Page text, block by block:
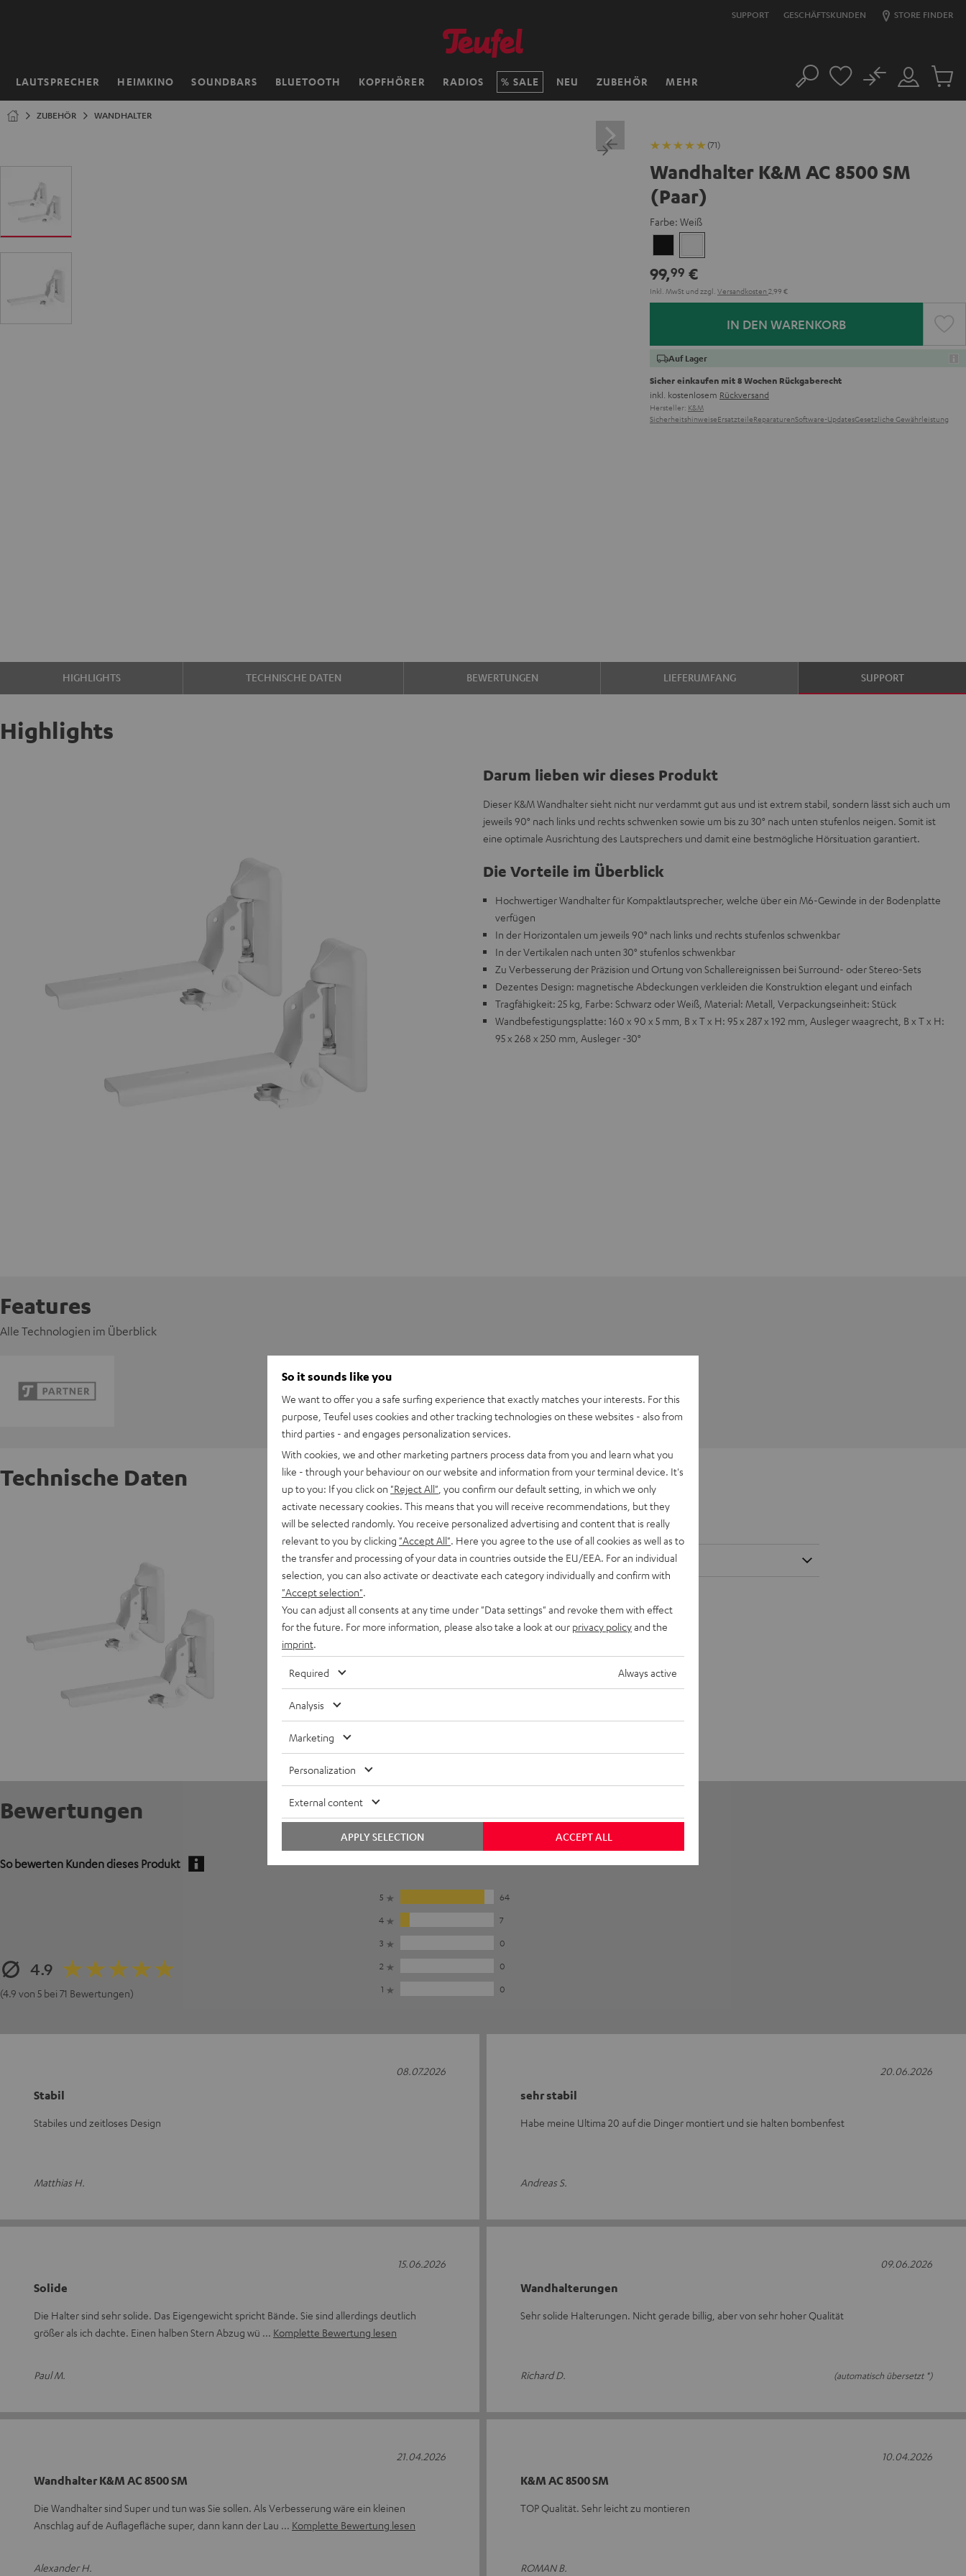
SUPPORT GESCHÄFTSKUNDEN STORE FINDER
LAUTSPRECHER HEIMKINO SOUNDBARS BLUETOOTH KOPFHÖRER RADIOS SALE NEU ZUBEHÖR MEHR
Startseite Suche
Mein
Konto
No
Artikel
ZUBEHÖR WANDHALTER
(71)
Wandhalter K&M AC 8500 SM
(Paar)
Farbe: Weiß
99,99 €
Inkl. MwSt und zzgl. Versandkosten 2,99 €
IN DEN WARENKORB
Auf Lager
Sicher einkaufen mit 8 Wochen Rückgaberecht
inkl. kostenlosem Rückversand
Hersteller: K&M
SicherheitshinweiseErsatzteileReparaturenSoftware-UpdatesGesetzliche Gewährleistung
HIGHLIGHTS TECHNISCHE DATEN BEWERTUNGEN LIEFERUMFANG SUPPORT
Highlights
Darum lieben wir dieses Produkt
Dieser K&M Wandhalter sieht nicht nur verdammt gut aus und ist extrem stabil, sondern lässt sich auch um
jeweils 90° nach links und rechts schwenken sowie um bis zu 30° nach unten stufenlos neigen. Somit ist
eine optimale Ausrichtung des Lautsprechers und damit eine bestmögliche Hörsituation garantiert.
Die Vorteile im Überblick
Hochwertiger Wandhalter für Kompaktlautsprecher, welche über ein M6-Gewinde in der Bodenplatte
verfügen
In der Horizontalen um jeweils 90° nach links und rechts stufenlos schwenkbar
In der Vertikalen nach unten 30° stufenlos schwenkbar
Zu Verbesserung der Präzision und Ortung von Schallereignissen bei Surround- oder Stereo-Sets
Dezentes Design: magnetische Abdeckungen verkleiden die Konstruktion elegant und einfach
Tragfähigkeit: 25 kg, Farbe: Schwarz oder Weiß, Material: Metall, Verpackungseinheit: Stück
Wandbefestigungsplatte: 160 x 90 x 5 mm, B x T x H: 95 x 287 x 192 mm, Ausleger waagrecht, B x T x H:
95 x 268 x 250 mm, Ausleger -30°
Features
Alle Technologien im Überblick
Technische Daten
Wandhalter K&M AC 8500 SM (Paar)
Wandhalter
Bewertungen
So bewerten Kunden dieses Produkt
4.9
(4.9 von 5 bei 71 Bewertungen)
5
64
4
7
3
0
2
0
1
0
Stabil
Stabiles und zeitloses Design
Matthias H.
08.07.2026
sehr stabil
Habe meine Ultima 20 auf die Dinger montiert und sie halten bombenfest
Andreas S.
20.06.2026
Solide
Die Halter sind sehr solide. Das Eigengewicht spricht Bände. Sie sind allerdings deutlich
größer als ich dachte. Einen halben Stern Abzug wü
Komplette Bewertung lesen
Paul M.
15.06.2026
Wandhalterungen
Sehr solide Halterungen. Nicht gerade billig, aber von sehr hoher Qualität
Richard D. (automatisch übersetzt *)
09.06.2026
Wandhalter K&M AC 8500 SM
Die Wandhalter sind Super und tun was Sie sollen. Als Verbesserung wäre ein kleinen
Anschlag auf de Auflagefläche super, dann kann der Lau
Komplette Bewertung lesen
Alexander H.
21.04.2026
K&M AC 8500 SM
TOP Qualität. Sehr leicht zu montieren
ROMAN B.
10.04.2026
So it sounds like you
We want to offer you a safe surfing experience that exactly matches your interests. For this
purpose, Teufel uses cookies and other tracking technologies on these websites - also from
third parties - and engages personalization services.
With cookies, we and other marketing partners process data from you and learn what you
like - through your behaviour on our website and information from your terminal device. It's
up to you: If you click on "Reject All" , you confirm our default setting, in which we only
activate necessary cookies. This means that you will receive recommendations, but they
will be selected randomly. You receive personalized advertising and content that is really
relevant to you by clicking "Accept All" . Here you agree to the use of all cookies as well as to
the transfer and processing of your data in countries outside the EU/EEA. For an individual
selection, you can also activate or deactivate each category individually and confirm with
"Accept selection"
You can adjust all consents at any time under "Data settings" and revoke them with effect
for the future. For more information, please also take a look at our privacy policyand the
imprint
Required Always active
Analysis
Marketing
Personalization
External content
ACCEPT ALL
APPLY SELECTION